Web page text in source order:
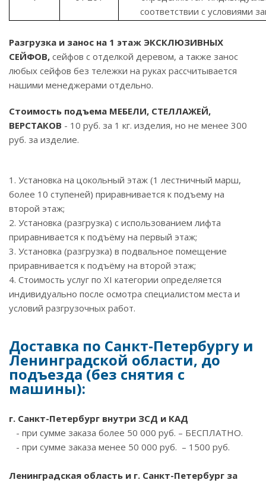
соответствии с условиями
Разгрузка и занос на 1 этаж ЭКСКЛЮЗИВНЫХ
СЕЙФОВ, сейфов с отделкой деревом, а также занос
любых сейфов без тележки на руках рассчитывается
нашими менеджерами отдельно.
Стоимость подъема МЕБЕЛИ, СТЕЛЛАЖЕЙ,
ВЕРСТАКОВ - 10 руб. за 1 кг. изделия, но не менее 300
руб. за изделие.
1. Установка на цокольный этаж (1 лестничный марш,
более 10 ступеней) приравнивается к подъему на
второй этаж;
2. Установка (разгрузка) с использованием лифта
приравнивается к подъёму на первый этаж;
3. Установка (разгрузка) в подвальное помещение
приравнивается к подъёму на второй этаж;
4. Стоимость услуг по ХI категории определяется
индивидуально после осмотра специалистом места и
условий разгрузочных работ.
Доставка по Санкт-Петербургу и
Ленинградской области, до
подъезда (без снятия с
машины):
г. Санкт-Петербург внутри ЗCД и КАД
- при сумме заказа более 50 000 руб. – БЕСПЛАТНО.
- при сумме заказа менее 50 000 руб. – 1500 руб.
Ленинградская область и г. Санкт-Петербург за